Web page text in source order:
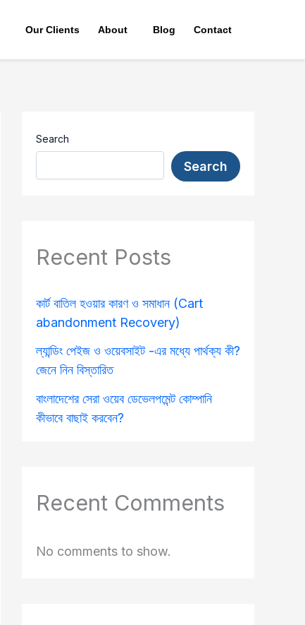
Our Clients About Blog Contact
Search
Search
Recent Posts
কার্ট বাতিল হওয়ার কারণ ও সমাধান (Cart
abandonment Recovery)
ল্যান্ডিং পেইজ ও ওয়েবসাইট -এর মধ্যে পার্থক্য কী?
জেনে নিন বিস্তারিত
বাংলাদেশের সেরা ওয়েব ডেভেলপমেন্ট কোম্পানি
কীভাবে বাছাই করবেন?
Recent Comments
No comments to show.